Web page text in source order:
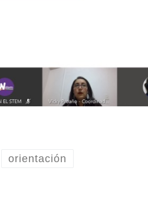
orientación